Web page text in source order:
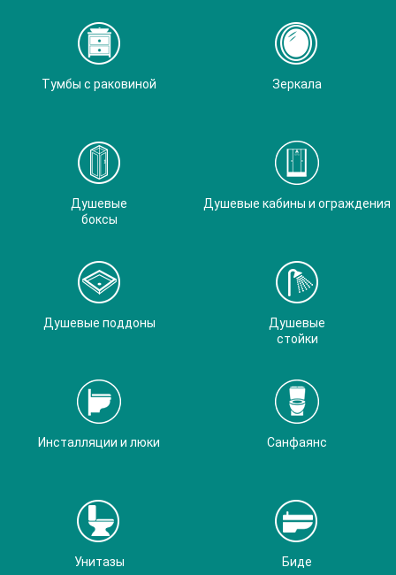
Тумбы с раковиной Зеркала
Душевые
боксы
Душевые кабины и ограждения
Душевые поддоны
Душевые
стойки
Инсталляции и люки Санфаянс
Унитазы Биде